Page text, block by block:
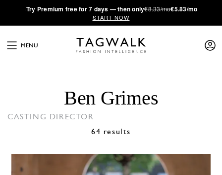
·Try Premium free for 7 days — then only€8.33/mo€5.83/mo
START NOW
MENU
Ben Grimes
CASTING DIRECTOR
64 results